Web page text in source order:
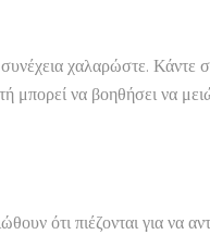
χαλαρώστε.
να βοηθήσει να
ότι πιέζονται για να